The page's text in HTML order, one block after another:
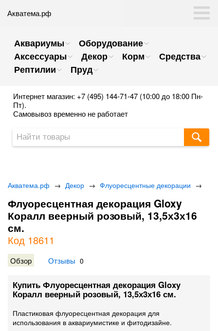
Акватема.рф
Аквариумы
Оборудование
Аксессуары
Декор Корм
Средства
Рептилии
Пруд
Интернет магазин: +7 (495) 144-71-47 (10:00 до 18:00 Пн-
Пт).
Самовывоз временно не работает
Акватема.рф → Декор → Флуоресцентные декорации →
Флуоресцентная декорация Gloxy
Коралл веерный розовый, 13,5х3х16
см.
Код 18611
Обзор Отзывы 0
Купить Флуоресцентная декорация Gloxy
Коралл веерный розовый, 13,5х3х16 см.
Пластиковая флуоресцентная декорация для
использования в аквариумистике и фитодизайне.